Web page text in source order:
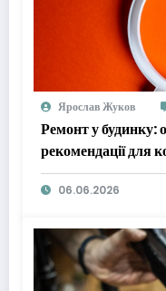
Ярослав Жуков
Ремонт у будинку:
рекомендації для
06.06.2026